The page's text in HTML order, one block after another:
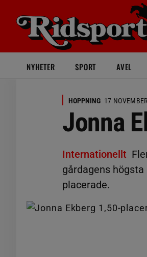
NYHETER SPORT AVEL
HOPPNING 17
Jonna
Internationellt
gårdagens
placerade.